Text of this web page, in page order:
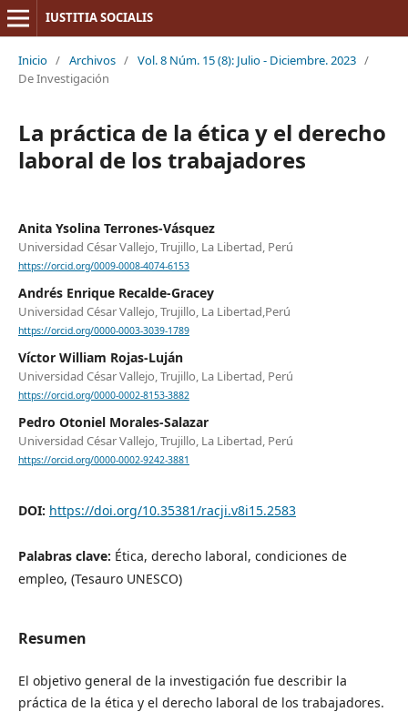
IUSTITIA SOCIALIS
Inicio / Archivos / Vol. 8 Núm. 15 (8): Julio - Diciembre. 2023 /
De Investigación
La práctica de la ética y el derecho
laboral de los trabajadores
Anita Ysolina Terrones-Vásquez
Universidad César Vallejo, Trujillo, La Libertad, Perú
https://orcid.org/0009-0008-4074-6153
Andrés Enrique Recalde-Gracey
Universidad César Vallejo, Trujillo, La Libertad,Perú
https://orcid.org/0000-0003-3039-1789
Víctor William Rojas-Luján
Universidad César Vallejo, Trujillo, La Libertad, Perú
https://orcid.org/0000-0002-8153-3882
Pedro Otoniel Morales-Salazar
Universidad César Vallejo, Trujillo, La Libertad, Perú
https://orcid.org/0000-0002-9242-3881
DOI: https://doi.org/10.35381/racji.v8i15.2583
Palabras clave: Ética, derecho laboral, condiciones de
empleo, (Tesauro UNESCO)
Resumen
El objetivo general de la investigación fue describir la
práctica de la ética y el derecho laboral de los trabajadores.